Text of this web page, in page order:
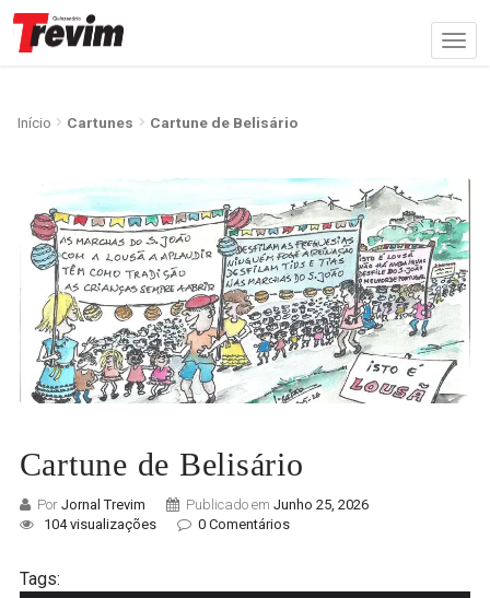
Início Cartunes Cartune de Belisário
Cartune de Belisário
Por Jornal Trevim Publicado em Junho 25, 2026
104 visualizações
0 Comentários
Tags: